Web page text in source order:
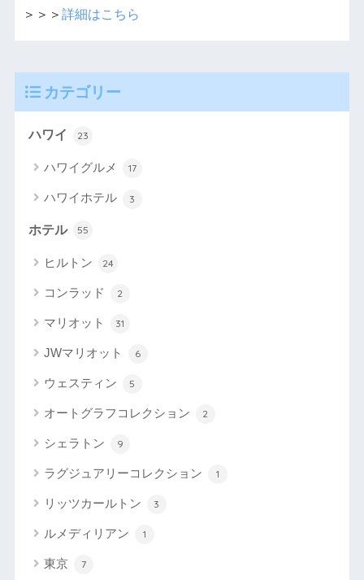
＞＞＞ 詳細はこちら
カテゴリー
ハワイ 23
ハワイグルメ 17
ハワイホテル 3
ホテル 55
ヒルトン 24
コンラッド 2
マリオット 31
JWマリオット 6
ウェスティン 5
オートグラフコレクション 2
シェラトン 9
ラグジュアリーコレクション 1
リッツカールトン 3
ルメディリアン 1
東京 7